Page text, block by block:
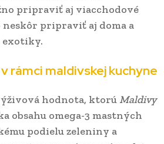
pripraviť aj viacchodové
neskôr pripraviť aj doma a
exotiky.
rámci maldivskej kuchyne
hodnota, ktorú Maldivy
obsahu omega-3 mastných
podielu zeleniny a